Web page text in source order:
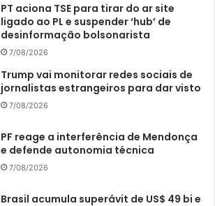
PT aciona TSE para tirar do ar site
ligado ao PL e suspender ‘hub’ de
desinformação bolsonarista
7/08/2026
Trump vai monitorar redes sociais de
jornalistas estrangeiros para dar visto
7/08/2026
PF reage a interferência de Mendonça
e defende autonomia técnica
7/08/2026
Brasil acumula superávit de US$ 49 bi e